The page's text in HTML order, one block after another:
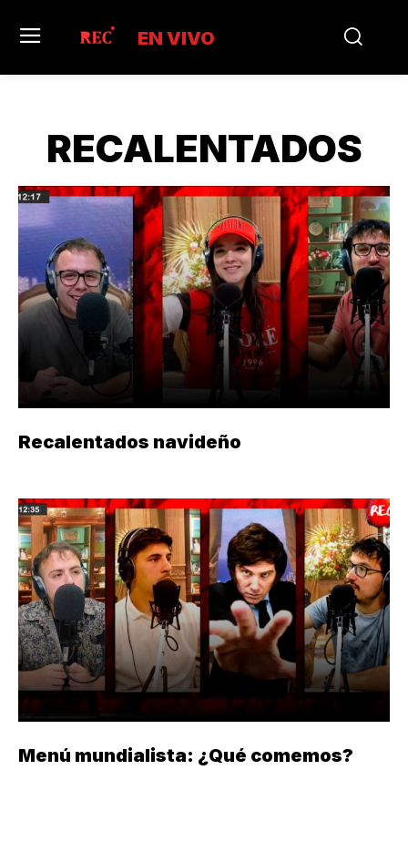
EN VIVO
RECALENTADOS
Recalentados navideño
Menú mundialista: ¿Qué comemos?